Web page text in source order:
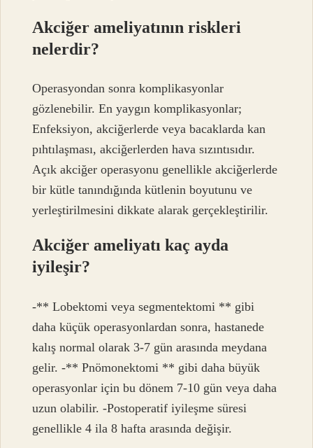
Akciğer ameliyatının riskleri
nelerdir?
Operasyondan sonra komplikasyonlar
gözlenebilir. En yaygın komplikasyonlar;
Enfeksiyon, akciğerlerde veya bacaklarda kan
pıhtılaşması, akciğerlerden hava sızıntısıdır.
Açık akciğer operasyonu genellikle akciğerlerde
bir kütle tanındığında kütlenin boyutunu ve
yerleştirilmesini dikkate alarak gerçekleştirilir.
Akciğer ameliyatı kaç ayda
iyileşir?
-** Lobektomi veya segmentektomi ** gibi
daha küçük operasyonlardan sonra, hastanede
kalış normal olarak 3-7 gün arasında meydana
gelir. -** Pnömonektomi ** gibi daha büyük
operasyonlar için bu dönem 7-10 gün veya daha
uzun olabilir. -Postoperatif iyileşme süresi
genellikle 4 ila 8 hafta arasında değişir.